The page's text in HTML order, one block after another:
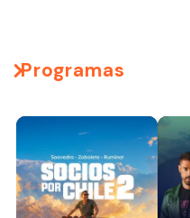
Programas